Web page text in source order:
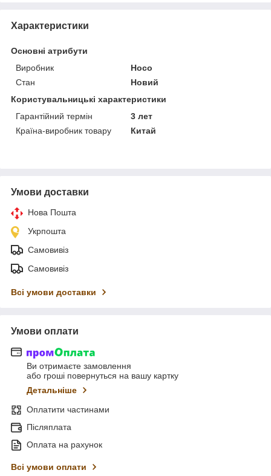
Характеристики
Основні атрибути
Виробник
Hoco
Стан
Новий
Користувальницькі характеристики
Гарантійний термін
3 лет
Країна-виробник товару
Китай
Умови доставки
Нова Пошта
Укрпошта
Самовивіз
Самовивіз
Всі умови доставки
Умови оплати
Ви отримаєте замовлення
або гроші повернуться на вашу картку
Детальніше
Оплатити частинами
Післяплата
Оплата на рахунок
Всі умови оплати